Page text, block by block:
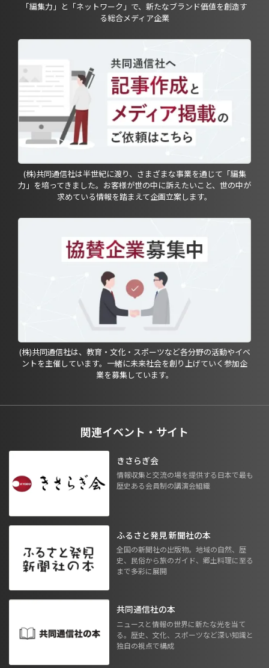
「編集力」と「ネットワーク」で、新たなブランド価値を創造す
る総合メディア企業
(株)共同通信社は半世紀に渡り、さまざまな事業を通じて「編集
力」を培ってきました。お客様が世の中に訴えたいこと、世の中が
求めている情報を踏まえて企画立案します。
(株)共同通信社は、教育・文化・スポーツなど各分野の活動やイベ
ントを主催しています。一緒に未来社会を創り上げていく参加企
業を募集しています。
関連イベント・サイト
きさらぎ会
情報収集と交流の場を提供する日本で最も
歴史ある会員制の講演会組織
ふるさと発見 新聞社の本
全国の新聞社の出版物。地域の自然、歴
史、民俗から旅のガイド、郷土料理に至る
まで多彩に展開
共同通信社の本
ニュースと情報の世界に新たな光を当て
る。歴史、文化、スポーツなど深い知識と
独自の視点で構成